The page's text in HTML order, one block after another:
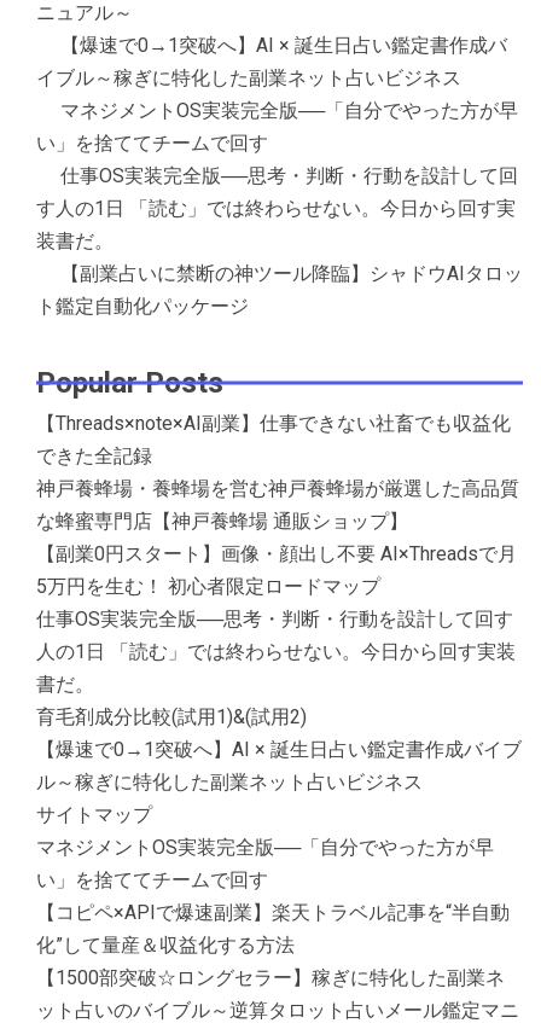
ニュアル～
【爆速で0→1突破へ】AI × 誕生日占い鑑定書作成バ
イブル～稼ぎに特化した副業ネット占いビジネス
マネジメントOS実装完全版──「自分でやった方が早
い」を捨ててチームで回す
仕事OS実装完全版──思考・判断・行動を設計して回
す人の1日 「読む」では終わらせない。今日から回す実
装書だ。
【副業占いに禁断の神ツール降臨】シャドウAIタロッ
ト鑑定自動化パッケージ
Popular Posts
【Threads×note×AI副業】仕事できない社畜でも収益化
できた全記録
神戸養蜂場・養蜂場を営む神戸養蜂場が厳選した高品質
な蜂蜜専門店【神戸養蜂場 通販ショップ】
【副業0円スタート】画像・顔出し不要 AI×Threadsで月
5万円を生む！ 初心者限定ロードマップ
仕事OS実装完全版──思考・判断・行動を設計して回す
人の1日 「読む」では終わらせない。今日から回す実装
書だ。
育毛剤成分比較(試用1)&(試用2)
【爆速で0→1突破へ】AI × 誕生日占い鑑定書作成バイブ
ル～稼ぎに特化した副業ネット占いビジネス
サイトマップ
マネジメントOS実装完全版──「自分でやった方が早
い」を捨ててチームで回す
【コピペ×APIで爆速副業】楽天トラベル記事を“半自動
化”して量産＆収益化する方法
【1500部突破☆ロングセラー】稼ぎに特化した副業ネ
ット占いのバイブル～逆算タロット占いメール鑑定マニ